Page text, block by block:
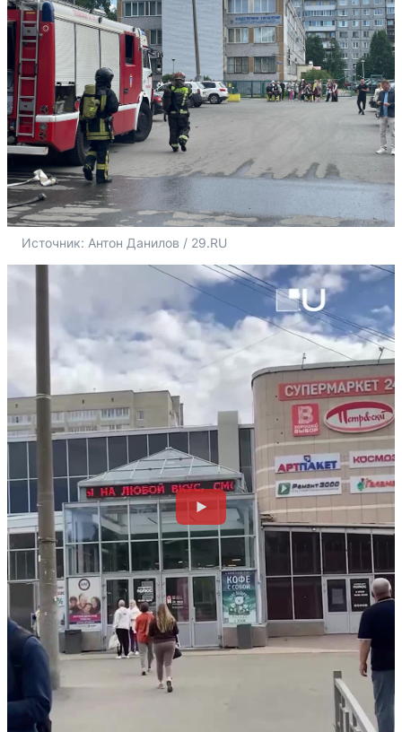
Источник: Антон Данилов / 29.RU